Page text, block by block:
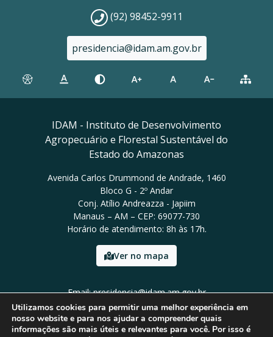
(92) 98452-9911
presidencia@idam.am.gov.br
IDAM - Instituto de Desenvolvimento
Agropecuário e Florestal Sustentável do
Estado do Amazonas
Avenida Carlos Drummond de Andrade, 1460
Bloco G - 2º Andar
Conj. Atílio Andreazza - Japiim
Manaus – AM – CEP: 69077-730
Horário de atendimento: 8h às 17h.
Ver no mapa
Email: presidencia@idam.am.gov.br
Tel: (92) 98452-9911
Utilizamos cookies para permitir uma melhor experiência em
nosso website e para nos ajudar a compreender quais
informações são mais úteis e relevantes para você. Por isso é